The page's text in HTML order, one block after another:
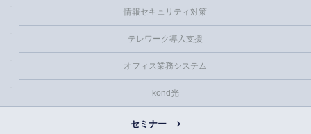
情報セキュリティ対策
テレワーク導入支援
オフィス業務システム
kond光
セミナー